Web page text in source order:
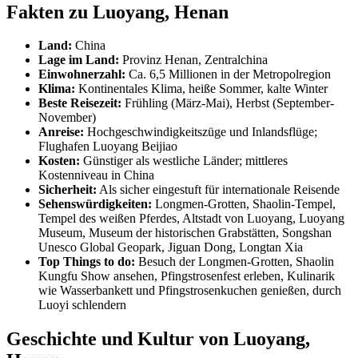
Fakten zu Luoyang, Henan
Land: China
Lage im Land: Provinz Henan, Zentralchina
Einwohnerzahl: Ca. 6,5 Millionen in der Metropolregion
Klima: Kontinentales Klima, heiße Sommer, kalte Winter
Beste Reisezeit: Frühling (März-Mai), Herbst (September-
November)
Anreise: Hochgeschwindigkeitszüge und Inlandsflüge;
Flughafen Luoyang Beijiao
Kosten: Günstiger als westliche Länder; mittleres
Kostenniveau in China
Sicherheit: Als sicher eingestuft für internationale Reisende
Sehenswürdigkeiten: Longmen-Grotten, Shaolin-Tempel,
Tempel des weißen Pferdes, Altstadt von Luoyang, Luoyang
Museum, Museum der historischen Grabstätten, Songshan
Unesco Global Geopark, Jiguan Dong, Longtan Xia
Top Things to do: Besuch der Longmen-Grotten, Shaolin
Kungfu Show ansehen, Pfingstrosenfest erleben, Kulinarik
wie Wasserbankett und Pfingstrosenkuchen genießen, durch
Luoyi schlendern
Geschichte und Kultur von Luoyang,